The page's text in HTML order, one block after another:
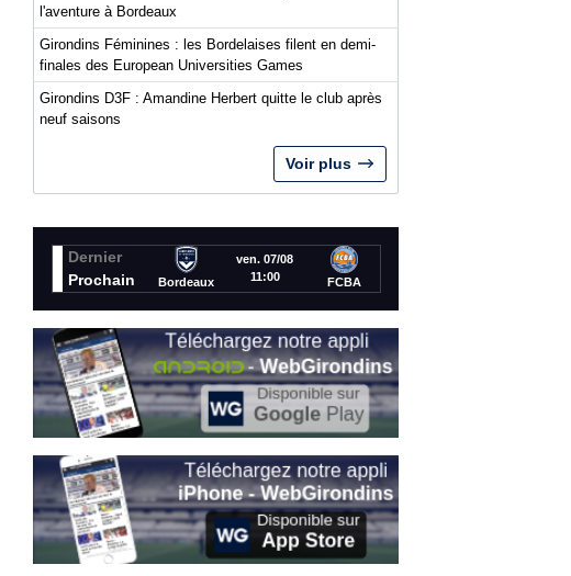
l'aventure à Bordeaux
Girondins Féminines : les Bordelaises filent en demi-
finales des European Universities Games
Girondins D3F : Amandine Herbert quitte le club après
neuf saisons
Voir plus
Dernier
Prochain
Bordeaux
ven. 07/08
11:00
FCBA